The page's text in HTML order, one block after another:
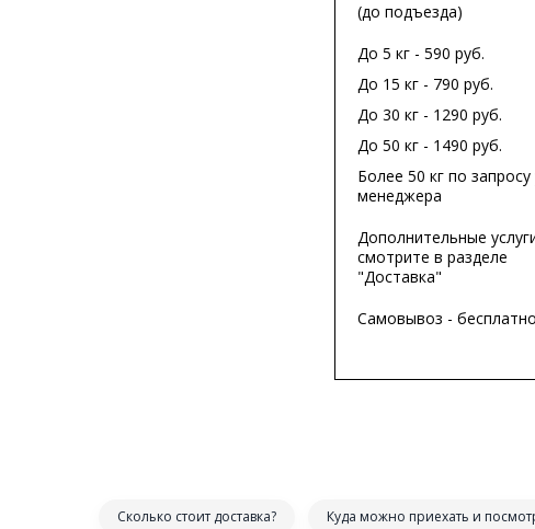
(до подъезда)
До 5 кг - 590 руб.
До 15 кг - 790 руб.
До 30 кг - 1290 руб.
До 50 кг - 1490 руб.
Более 50 кг по запросу
менеджера
Дополнительные
смотрите в разделе
"Доставка"
Самовывоз - бесплатно
Сколько стоит доставка? Куда можно приехать и